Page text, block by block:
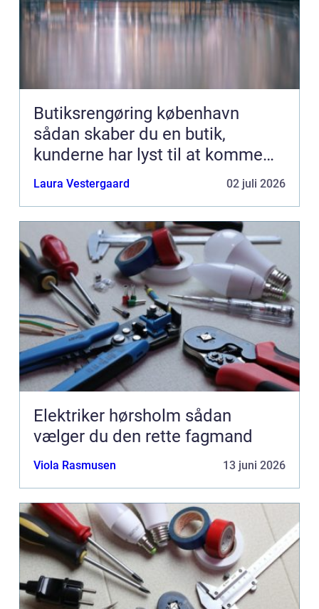
Butiksrengøring københavn
sådan skaber du en butik,
kunderne har lyst til at komme
tilbage til
Laura Vestergaard 02 juli 2026
Elektriker hørsholm sådan
vælger du den rette fagmand
Viola Rasmusen 13 juni 2026